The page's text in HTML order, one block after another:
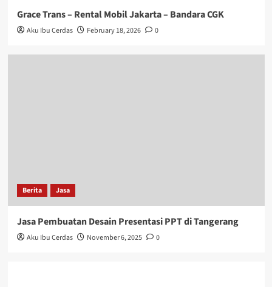
Grace Trans – Rental Mobil Jakarta – Bandara CGK
Aku Ibu Cerdas February 18, 2026 0
Berita Jasa
Jasa Pembuatan Desain Presentasi PPT di Tangerang
Aku Ibu Cerdas November 6, 2025 0